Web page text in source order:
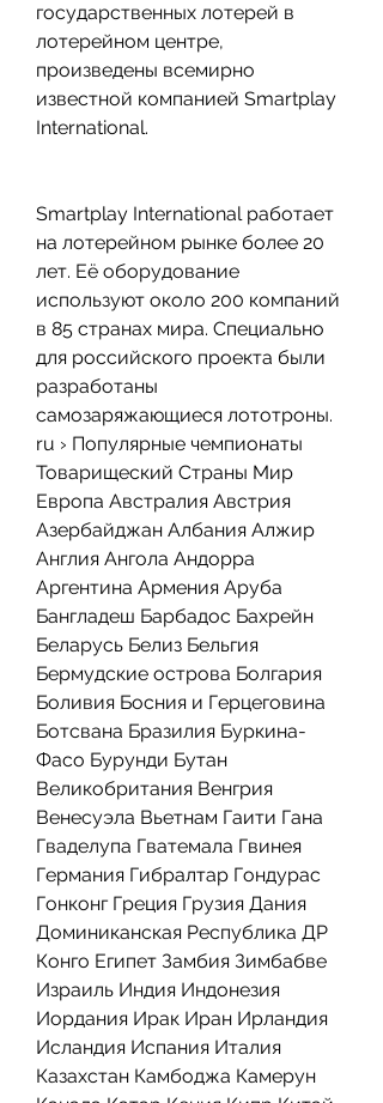
государственных лотерей в
лотерейном центре,
произведены всемирно
известной компанией Smartplay
International.
Smartplay International работает
на лотерейном рынке более 20
лет. Её оборудование
используют около 200 компаний
в 85 странах мира. Специально
для российского проекта были
разработаны
самозаряжающиеся лототроны.
ru › Популярные чемпионаты
Товарищеский Страны Мир
Европа Австралия Австрия
Азербайджан Албания Алжир
Англия Ангола Андорра
Аргентина Армения Аруба
Бангладеш Барбадос Бахрейн
Беларусь Белиз Бельгия
Бермудские острова Болгария
Боливия Босния и Герцеговина
Ботсвана Бразилия Буркина-
Фасо Бурунди Бутан
Великобритания Венгрия
Венесуэла Вьетнам Гаити Гана
Гваделупа Гватемала Гвинея
Германия Гибралтар Гондурас
Гонконг Греция Грузия Дания
Доминиканская Республика ДР
Конго Египет Замбия Зимбабве
Израиль Индия Индонезия
Иордания Ирак Иран Ирландия
Исландия Испания Италия
Казахстан Камбоджа Камерун